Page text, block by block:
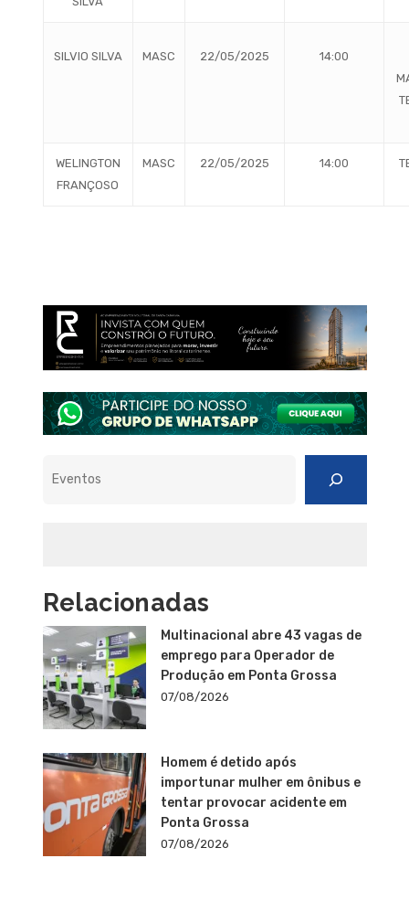
SILVIO SILVA MASC 22/05/2025
14:00
WELINGTON
FRANÇOSO
MASC 22/05/2025 14:00
Relacionadas
Multinacional abre 43 vagas de
emprego para Operador de
Produção em Ponta Grossa
07/08/2026
Homem é detido após
importunar mulher em ônibus e
tentar provocar acidente em
Ponta Grossa
07/08/2026